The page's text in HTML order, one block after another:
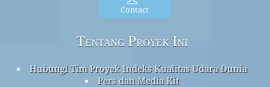
Contact
Tentang Proyek Ini
Hubungi Tim Proyek Indeks Kualitas Udara Dunia
Pers dan Media Kit